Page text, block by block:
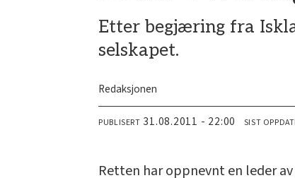
Etter begjæring fra
selskapet.
Redaksjonen
PUBLISERT 31.08.2011 - 22:00 SIST
Retten har oppnevnt en leder